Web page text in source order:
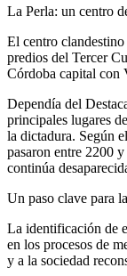
La Perla: un centro
El centro
predios del Tercer
Córdoba capital con
Dependía del
principales lugares
la dictadura. Según
pasaron entre 2200
continúa
Un paso clave para
La identificación de
en los procesos de
y a la sociedad